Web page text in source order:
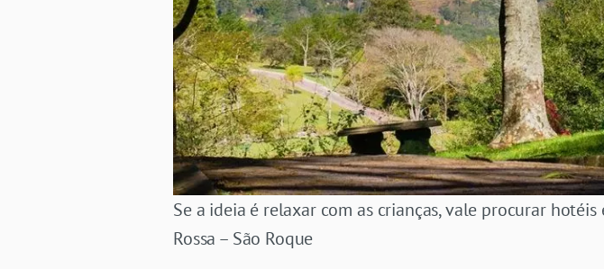
Se a ideia é relaxar com as crianças, vale procurar
Rossa – São Roque